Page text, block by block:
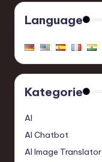
Language
Kategorie
AI
AI Chatbot
AI Image Translator